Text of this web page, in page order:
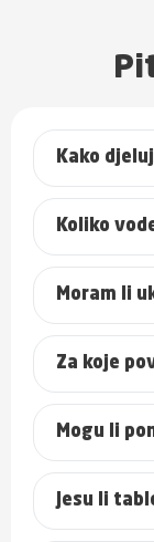
Kako
Koliko
Moram li
Za koje
Mogu li
Jesu li